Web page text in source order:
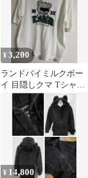
¥3,200
ランドバイミルクボー
イ 目隠しクマ Tシャツ
XL 白 LANDbare TEE
¥ 14,800